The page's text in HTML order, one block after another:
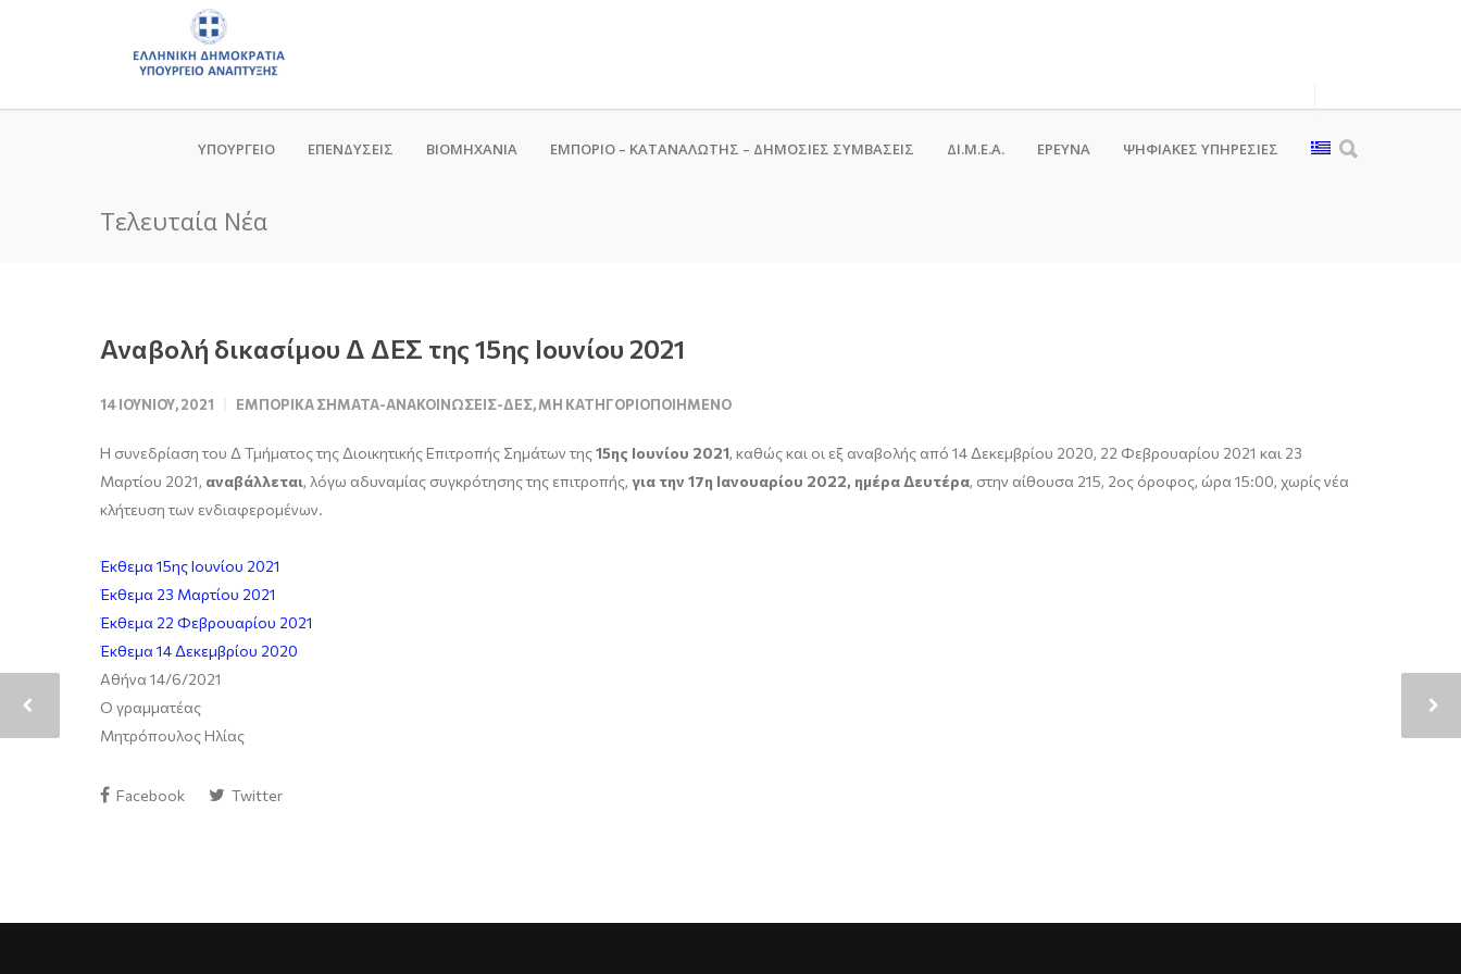
ΥΠΟΥΡΓΕΙΟ ΕΠΕΝΔΥΣΕΙΣ ΒΙΟΜΗΧΑΝΙΑ ΕΜΠΟΡΙΟ – ΚΑΤΑΝΑΛΩΤΗΣ – ΔΗΜΟΣΙΕΣ ΣΥΜΒΑΣΕΙΣ ΔΙ.Μ.Ε.Α. ΕΡΕΥΝΑ ΨΗΦΙΑΚΈΣ ΥΠΗΡΕΣΊΕΣ
Τελευταία Νέα
Αναβολή δικασίμου Δ ΔΕΣ της 15ης Ιουνίου 2021
14 ΙΟΥΝΊΟΥ, 2021 ΕΜΠΟΡΙΚΆ ΣΉΜΑΤΑ-ΑΝΑΚΟΙΝΏΣΕΙΣ-ΔΕΣ,ΜΗ ΚΑΤΗΓΟΡΙΟΠΟΙΗΜΈΝΟ
Η συνεδρίαση του Δ Τμήματος της Διοικητικής Επιτροπής Σημάτων της15ης Ιουνίου 2021, καθώς και οι εξ αναβολής από 14 Δεκεμβρίου 2020, 22 Φεβρουαρίου 2021 και 23
Μαρτίου 2021, αναβάλλεται, λόγω αδυναμίας συγκρότησης της επιτροπής, για την 17η Ιανουαρίου 2022, ημέρα Δευτέρα, στην αίθουσα 215, 2ος όροφος, ώρα 15:00, χωρίς νέα
κλήτευση των ενδιαφερομένων.
Έκθεμα 15ης Ιουνίου 2021
Έκθεμα 23 Μαρτίου 2021
Έκθεμα 22 Φεβρουαρίου 2021
Έκθεμα 14 Δεκεμβρίου 2020
Αθήνα 14/6/2021
Ο γραμματέας
Μητρόπουλος Ηλίας
Facebook Twitter